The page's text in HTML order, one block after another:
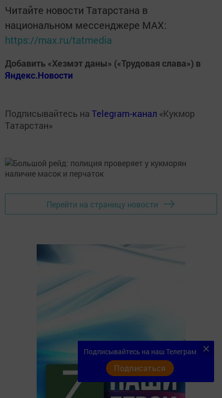
Читайте новости Татарстана в
национальном мессенджере MАХ:
https://max.ru/tatmedia
Добавить «Хезмэт даны» («Трудовая слава») в
Яндекс.Новости
Подписывайтесь на Telegram-канал «Кукмор
Татарстан»
Перейти на страницу новости
Подписывайтесь на наш Телеграм
Подписаться